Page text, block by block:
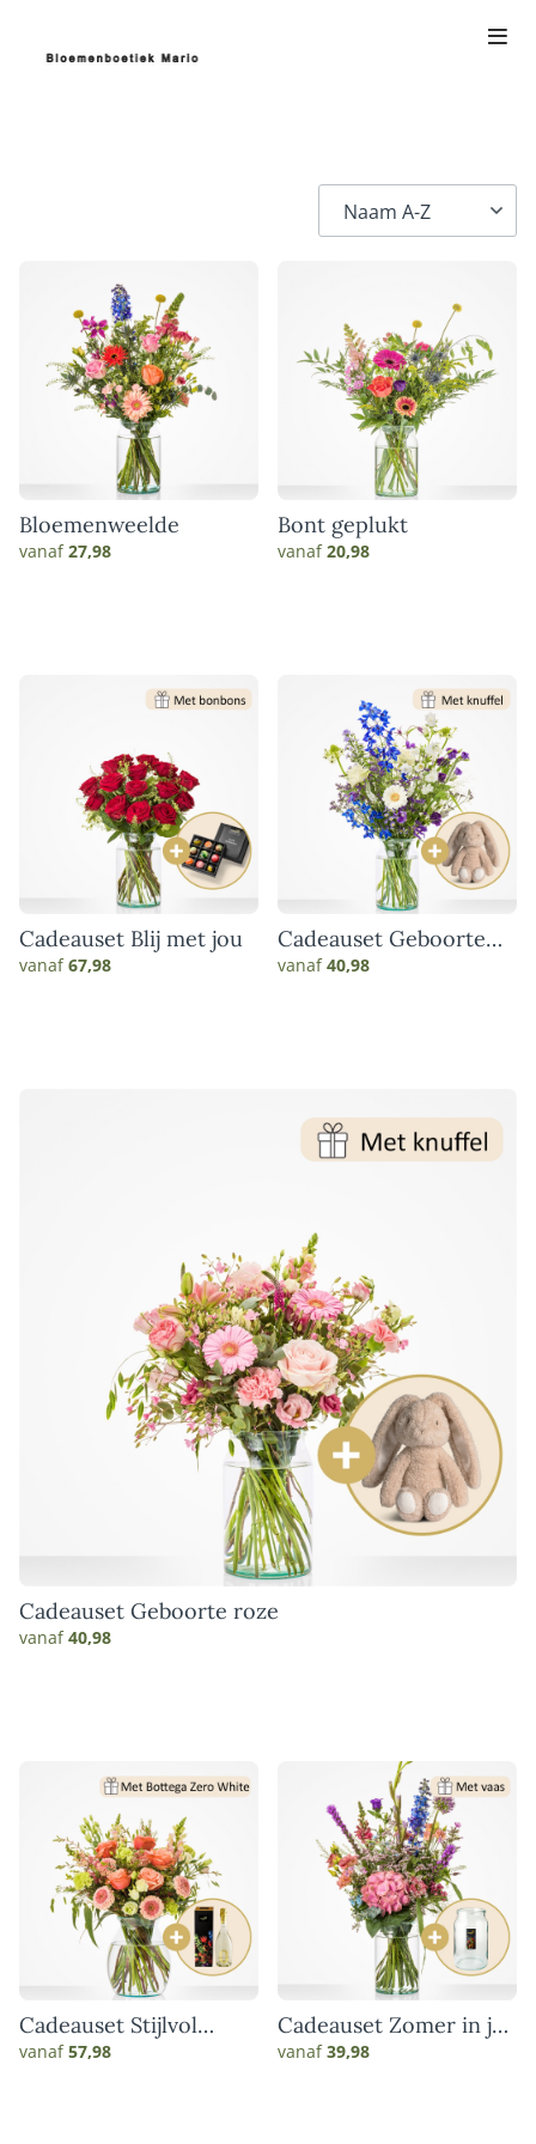
Bloemenweelde
vanaf27,98
Bont geplukt
vanaf20,98
Cadeauset Blij met jou
vanaf67,98
Cadeauset Geboorte
blauw
vanaf40,98
Cadeauset Geboorte roze
vanaf40,98
Cadeauset Stijlvol
genieten
vanaf57,98
Cadeauset Zomer in je
vaas
vanaf39,98